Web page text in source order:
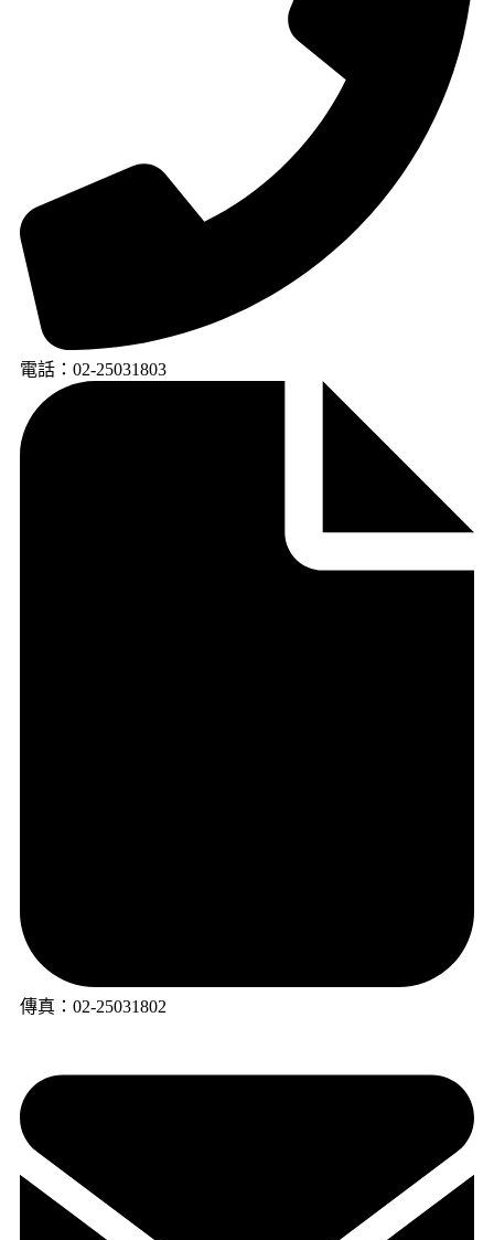
電話：02-25031803
傳真：02-25031802